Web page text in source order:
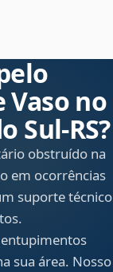
no
Sul‑RS?
obstruído na
em ocorrências
suporte técnico
sua área. Nosso